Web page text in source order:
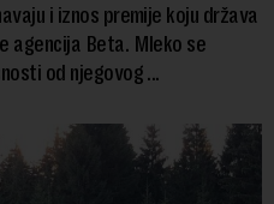
i iznos premije koju država
agencija Beta. Mleko se
od njegovog ...